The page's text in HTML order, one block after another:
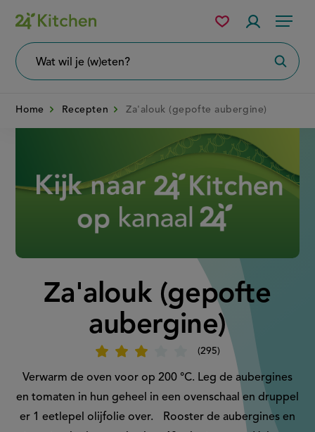
Overslaan
en
naar
Menu
wil
Mijn
bewaarde
Home Recepten Za'alouk (gepofte aubergine)
Za'alouk (gepofte
aubergine)
295
'Za'alouk
(gepofte
Verwarm de oven voor op 200 °C. Leg de aubergines
en tomaten in hun geheel in een ovenschaal en druppel
er 1 eetlepel olijfolie over. Rooster de aubergines en